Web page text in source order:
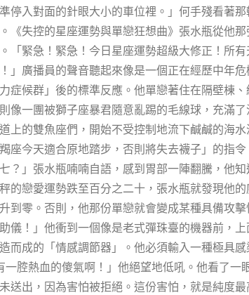
停入對面的針眼大小的車位裡。」何手殘看著
《失控的星座運勢與單戀狂想曲》張水瓶從他
緊急！緊急！今日星座運勢超級大修正！所
廣播員的聲音聽起來像是一個正在經歷中年
候群」後的標準反應。他單戀著住在隔壁棟
一團被獅子座暴君隨意亂踢的毛線球，充滿
的雙魚座們，開始不受控制地流下鹹鹹的海
座今天適合原地踏步，否則將失去襪子」的指
」張水瓶喃喃自語，感到胃部一陣翻騰，他
戀愛運勢跌至百分之二十，張水瓶就發現他
到零。否則，他那份單戀就會變成某種具備攻
！」他衝到一個像是老式彈珠臺的機器前，上
而成的「情感調節器」。他必須輸入一種極具
腔熱血的傻氣啊！」他絕望地低吼。他看了一
出，因為害怕被拒絕。這份害怕，就是純度